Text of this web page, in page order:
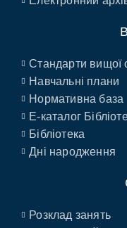
Стандарти вищої
Навчальні плани
Нормативна база
E-каталог
Бібліотека
Дні народження
Розклад занять